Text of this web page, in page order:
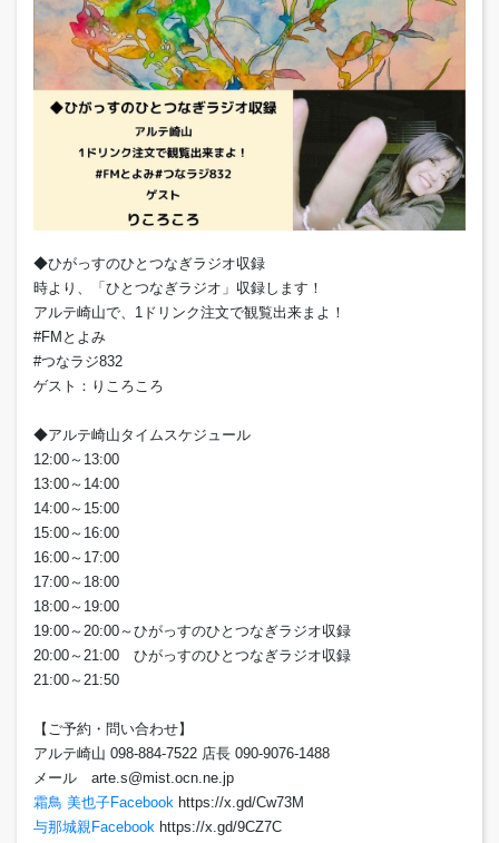
◆ひがっすのひとつなぎラジオ収録
時より、「ひとつなぎラジオ」収録します！
アルテ崎山で、1ドリンク注文で観覧出来まよ！
#FMとよみ
#つなラジ832
ゲスト：りころころ
◆アルテ崎山タイムスケジュール
12:00～13:00
13:00～14:00
14:00～15:00
15:00～16:00
16:00～17:00
17:00～18:00
18:00～19:00
19:00～20:00～ひがっすのひとつなぎラジオ収録
20:00～21:00 ひがっすのひとつなぎラジオ収録
21:00～21:50
【ご予約・問い合わせ】
アルテ崎山 098-884-7522 店長 090-9076-1488
メール arte.s@mist.ocn.ne.jp
霜鳥 美也子Facebook https://x.gd/Cw73M
与那城親Facebook https://x.gd/9CZ7C